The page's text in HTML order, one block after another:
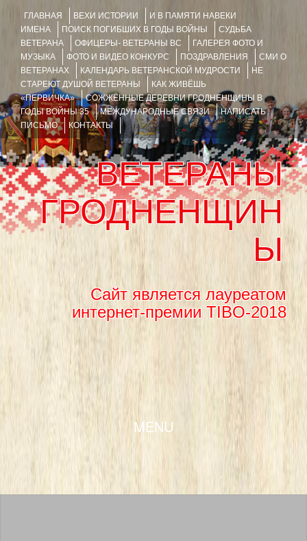
ГЛАВНАЯ ВЕХИ ИСТОРИИ
И В ПАМЯТИ НАВЕКИ
ИМЕНА
ПОИСК ПОГИБШИХ В ГОДЫ ВОЙНЫ
СУДЬБА
ВЕТЕРАНА
ОФИЦЕРЫ- ВЕТЕРАНЫ ВС
ГАЛЕРЕЯ ФОТО И
МУЗЫКА
ФОТО И ВИДЕО КОНКУРС ПОЗДРАВЛЕНИЯ
СМИ О
ВЕТЕРАНАХ
КАЛЕНДАРЬ ВЕТЕРАНСКОЙ МУДРОСТИ
НЕ
СТАРЕЮТ ДУШОЙ ВЕТЕРАНЫ
КАК ЖИВЁШЬ
«ПЕРВИЧКА»
СОЖЖЁННЫЕ ДЕРЕВНИ ГРОДНЕНЩИНЫ В
ГОДЫ ВОЙНЫ 35
МЕЖДУНАРОДНЫЕ СВЯЗИ
НАПИСАТЬ
ПИСЬМО
КОНТАКТЫ
ВЕТЕРАНЫ
ГРОДНЕНЩИН
Ы
Сайт является лауреатом
интернет-премии TIBO-2018
MENU